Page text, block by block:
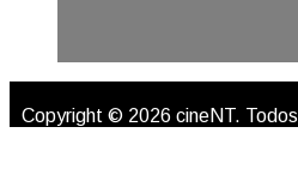
Copyright © 2026 cineNT.